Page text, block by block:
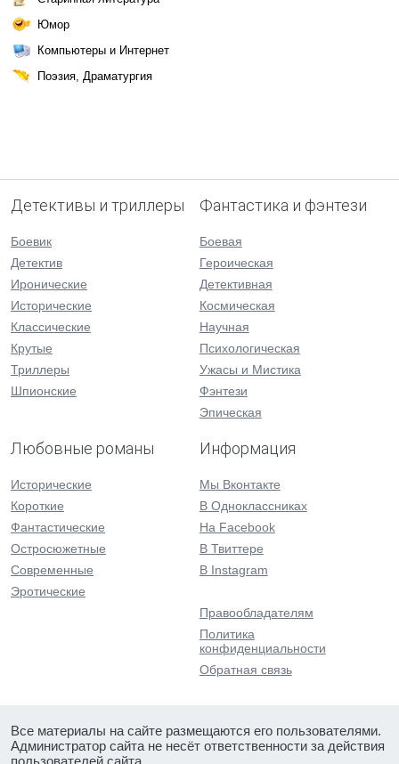
Юмор
Компьютеры и Интернет
Поэзия, Драматургия
Детективы и триллеры
Боевик
Детектив
Иронические
Исторические
Классические
Крутые
Триллеры
Шпионские
Фантастика и фэнтези
Боевая
Героическая
Детективная
Космическая
Научная
Психологическая
Ужасы и Мистика
Фэнтези
Эпическая
Любовные романы
Исторические
Короткие
Фантастические
Остросюжетные
Современные
Эротические
Информация
Мы Вконтакте
В Одноклассниках
На Facebook
В Твиттере
В Instagram
Правообладателям
Политика
конфиденциальности
Обратная связь
Все материалы на сайте размещаются его пользователями.
Администратор сайта не несёт ответственности за действия
пользователей сайта.